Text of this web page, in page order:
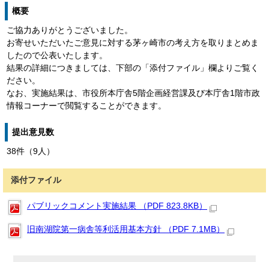
概要
ご協力ありがとうございました。
お寄せいただいたご意見に対する茅ヶ崎市の考え方を取りまとめま
したので公表いたします。
結果の詳細につきましては、下部の「添付ファイル」欄よりご覧く
ださい。
なお、実施結果は、市役所本庁舎5階企画経営課及び本庁舎1階市政
情報コーナーで閲覧することができます。
提出意見数
38件（9人）
添付ファイル
パブリックコメント実施結果 （PDF 823.8KB）
旧南湖院第一病舎等利活用基本方針 （PDF 7.1MB）